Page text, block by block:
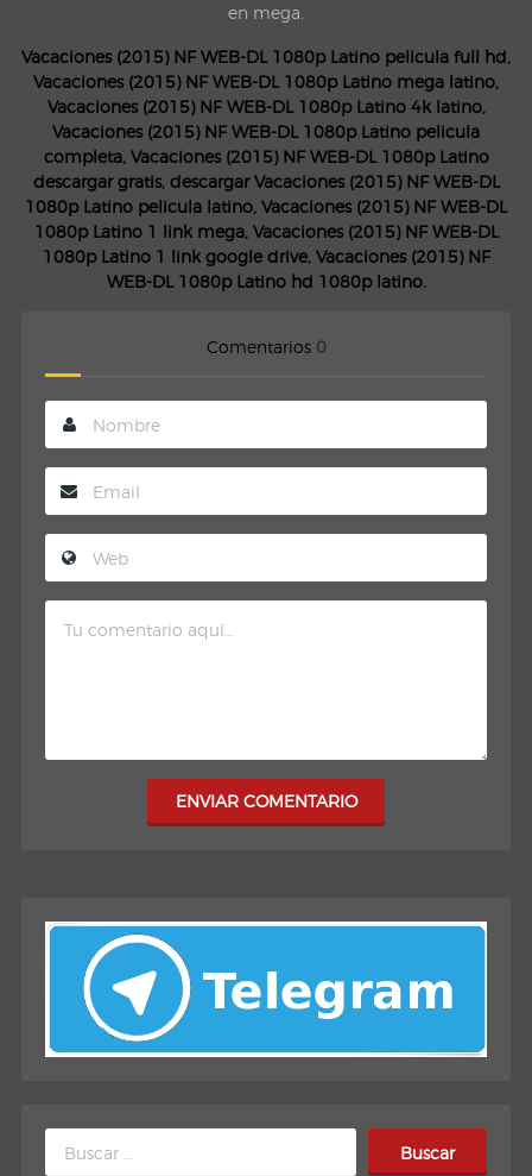
en mega.
Vacaciones (2015) NF WEB-DL 1080p Latino pelicula full hd,
Vacaciones (2015) NF WEB-DL 1080p Latino mega latino,
Vacaciones (2015) NF WEB-DL 1080p Latino 4k latino,
Vacaciones (2015) NF WEB-DL 1080p Latino pelicula
completa, Vacaciones (2015) NF WEB-DL 1080p Latino
descargar gratis, descargar Vacaciones (2015) NF WEB-DL
1080p Latino pelicula latino, Vacaciones (2015) NF WEB-DL
1080p Latino 1 link mega, Vacaciones (2015) NF WEB-DL
1080p Latino 1 link google drive, Vacaciones (2015) NF
WEB-DL 1080p Latino hd 1080p latino.
Comentarios 0
ENVIAR COMENTARIO